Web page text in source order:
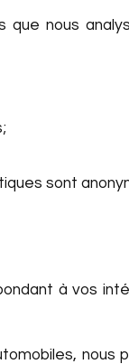
que nous
sont
à vos